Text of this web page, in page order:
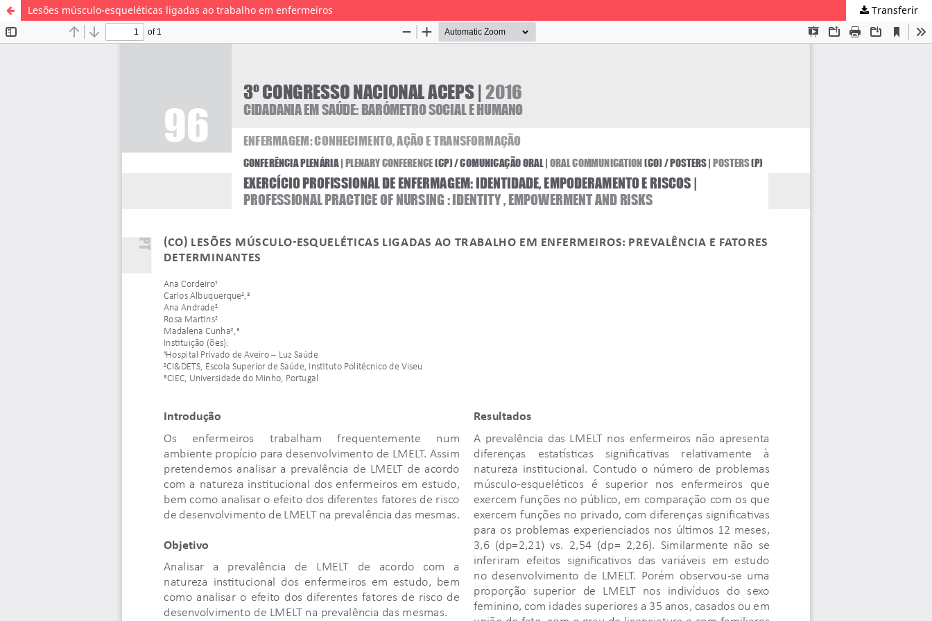
Lesões músculo-esqueléticas ligadas ao trabalho em enfermeiros Transferir